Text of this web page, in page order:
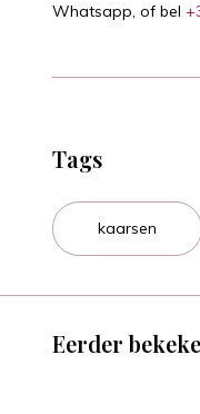
Whatsapp, of bel
Tags
kaarsen
Eerder